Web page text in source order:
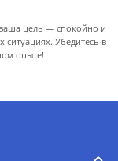
ваша цель — спокойно и
ситуациях. Убедитесь в
опыте!